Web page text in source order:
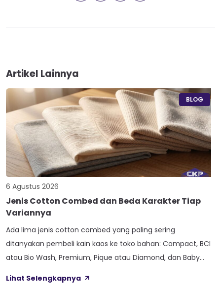
Artikel Lainnya
BLOG
6 Agustus 2026
Jenis Cotton Combed dan Beda Karakter Tiap
Variannya
Ada lima jenis cotton combed yang paling sering
ditanyakan pembeli kain kaos ke toko bahan: Compact, BCI
atau Bio Wash, Premium, Pique atau Diamond, dan Baby
benang atau jenis rajutan, bukan dari angka ketebalan
Lihat Selengkapnya